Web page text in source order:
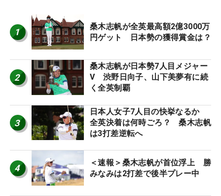
1
桑木志帆が全英最高額2億3000万
円ゲット 日本勢の獲得賞金は？
2
桑木志帆が日本勢7人目メジャー
V 渋野日向子、山下美夢有に続
く全英制覇
3
日本人女子7人目の快挙なるか
全英決着は何時ごろ？ 桑木志帆
は3打差逆転へ
4
＜速報＞桑木志帆が首位浮上 勝
みなみは2打差で後半プレー中